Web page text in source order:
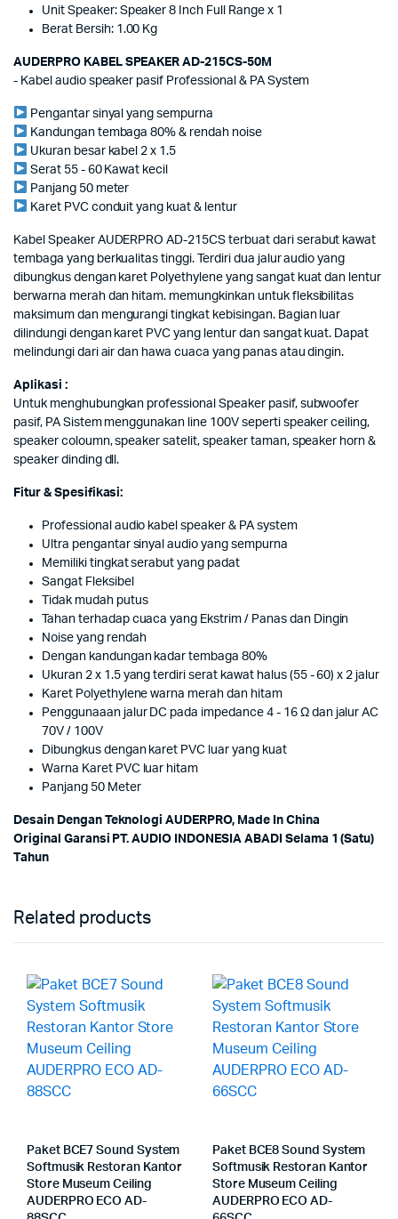
Unit Speaker: Speaker 8 Inch Full Range x 1
Berat Bersih: 1.00 Kg
AUDERPRO KABEL SPEAKER AD-215CS-50M
- Kabel audio speaker pasif Professional & PA System
Pengantar sinyal yang sempurna
Kandungan tembaga 80% & rendah noise
Ukuran besar kabel 2 x 1.5
Serat 55 - 60 Kawat kecil
Panjang 50 meter
Karet PVC conduit yang kuat & lentur
Kabel Speaker AUDERPRO AD-215CS terbuat dari serabut kawat
tembaga yang berkualitas tinggi. Terdiri dua jalur audio yang
dibungkus dengan karet Polyethylene yang sangat kuat dan lentur
berwarna merah dan hitam. memungkinkan untuk fleksibilitas
maksimum dan mengurangi tingkat kebisingan. Bagian luar
dilindungi dengan karet PVC yang lentur dan sangat kuat. Dapat
melindungi dari air dan hawa cuaca yang panas atau dingin.
Aplikasi :
Untuk menghubungkan professional Speaker pasif, subwoofer
pasif, PA Sistem menggunakan line 100V seperti speaker ceiling,
speaker coloumn, speaker satelit, speaker taman, speaker horn &
speaker dinding dll.
Fitur & Spesifikasi:
Professional audio kabel speaker & PA system
Ultra pengantar sinyal audio yang sempurna
Memiliki tingkat serabut yang padat
Sangat Fleksibel
Tidak mudah putus
Tahan terhadap cuaca yang Ekstrim / Panas dan Dingin
Noise yang rendah
Dengan kandungan kadar tembaga 80%
Ukuran 2 x 1.5 yang terdiri serat kawat halus (55 - 60) x 2 jalur
Karet Polyethylene warna merah dan hitam
Penggunaaan jalur DC pada impedance 4 - 16 Ω dan jalur AC
70V / 100V
Dibungkus dengan karet PVC luar yang kuat
Warna Karet PVC luar hitam
Panjang 50 Meter
Desain Dengan Teknologi AUDERPRO, Made In China
Original Garansi PT. AUDIO INDONESIA ABADI Selama 1 (Satu)
Tahun
Related products
Paket BCE7 Sound System
Softmusik Restoran Kantor
Store Museum Ceiling
AUDERPRO ECO AD-
Paket BCE8 Sound System
Softmusik Restoran Kantor
Store Museum Ceiling
AUDERPRO ECO AD-